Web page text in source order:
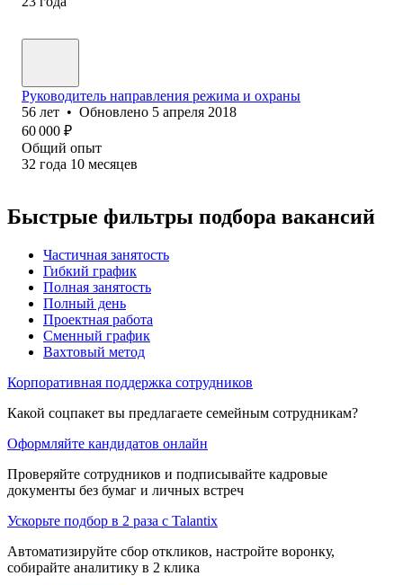
Руководитель направления режима и охраны
56 лет • Обновлено 5 апреля 2018
60 000 ₽
Общий опыт
32 года 10 месяцев
Быстрые фильтры подбора вакансий
Частичная занятость
Гибкий график
Полная занятость
Полный день
Проектная работа
Сменный график
Вахтовый метод
Корпоративная поддержка сотрудников
Какой соцпакет вы предлагаете семейным сотрудникам?
Оформляйте кандидатов онлайн
Проверяйте сотрудников и подписывайте кадровые
документы без бумаг и личных встреч
Ускорьте подбор в 2 раза с Talantix
Автоматизируйте сбор откликов, настройте воронку,
собирайте аналитику в 2 клика